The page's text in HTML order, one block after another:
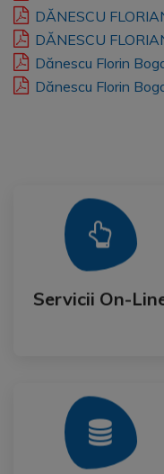
DĂNESCU
DĂNESCU
Dănescu Florin
Dănescu Florin
Servicii On-
Servicii On-Line
Mai Mult
Mai Mult